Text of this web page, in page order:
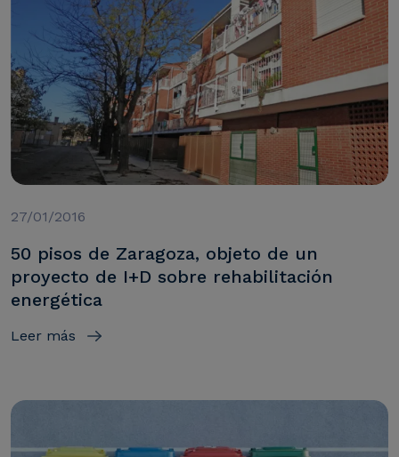
27/01/2016
50 pisos de Zaragoza, objeto de un
proyecto de I+D sobre rehabilitación
energética
Leer más